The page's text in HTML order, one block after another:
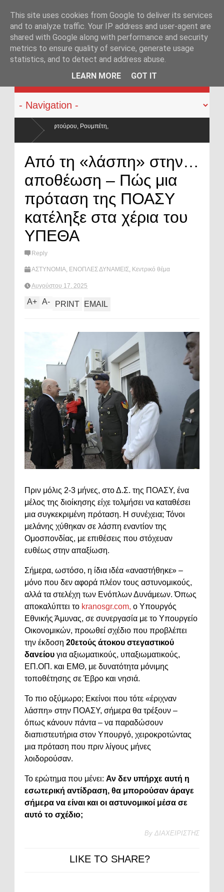
KATEHACKER
Από τη «λάσπη» στην…
αποθέωση – Πώς μια
πρόταση της ΠΟΑΣΥ
κατέληξε στα χέρια του
ΥΠΕΘΑ
Reply
ΑΣΤΥΝΟΜΙΑ, ΕΝΟΠΛΕΣ ΔΥΝΑΜΕΙΣ, Κεντρικό θέμα
Αυγούστου 17, 2025
A+ A- PRINT EMAIL
Πριν μόλις 2-3 μήνες, στο Δ.Σ. της ΠΟΑΣΥ, ένα
μέλος της διοίκησης είχε τολμήσει να καταθέσει
μια συγκεκριμένη πρόταση. Η συνέχεια; Τόνοι
μελάνης χύθηκαν σε λάσπη εναντίον της
Ομοσπονδίας, με επιθέσεις που στόχευαν
ευθέως στην απαξίωση.
Σήμερα, ωστόσο, η ίδια ιδέα «αναστήθηκε» –
μόνο που δεν αφορά πλέον τους αστυνομικούς,
αλλά τα στελέχη των Ενόπλων Δυνάμεων. Όπως
αποκαλύπτει το kranosgr.com, ο Υπουργός
Εθνικής Άμυνας, σε συνεργασία με το Υπουργείο
Οικονομικών, προωθεί σχέδιο που προβλέπει
την έκδοση 20ετούς άτοκου στεγαστικού
δανείου για αξιωματικούς, υπαξιωματικούς,
ΕΠ.ΟΠ. και ΕΜΘ, με δυνατότητα μόνιμης
τοποθέτησης σε Έβρο και νησιά.
Το πιο οξύμωρο; Εκείνοι που τότε «έριχναν
λάσπη» στην ΠΟΑΣΥ, σήμερα θα τρέξουν –
όπως κάνουν πάντα – να παραδώσουν
διαπιστευτήρια στον Υπουργό, χειροκροτώντας
μια πρόταση που πριν λίγους μήνες
λοιδορούσαν.
Το ερώτημα που μένει: Αν δεν υπήρχε αυτή η
εσωτερική αντίδραση, θα μπορούσαν άραγε
σήμερα να είναι και οι αστυνομικοί μέσα σε
αυτό το σχέδιο;
By ΔΙΑΧΕΙΡΙΣΤΗΣ
LIKE TO SHARE?
This site uses cookies from Google to deliver its services
and to analyze traffic. Your IP address and user-agent are
shared with Google along with performance and security
metrics to ensure quality of service, generate usage
statistics, and to detect and address abuse.
LEARN MORE
GOT IT